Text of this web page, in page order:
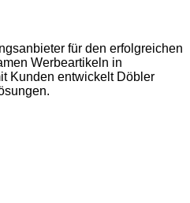
für den erfolgreichen
Werbeartikeln in
Kunden entwickelt Döbler